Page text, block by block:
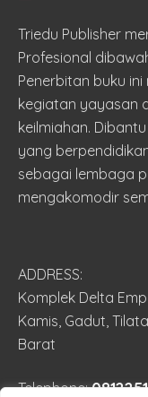
Triedu Publisher
Profesional
Penerbitan buku
kegiatan yayasan
keilmiahan.
yang
sebagai lembaga
mengakomodir
ADDRESS:
Komplek Delta
Kamis, Gadut,
Barat
Telephone: